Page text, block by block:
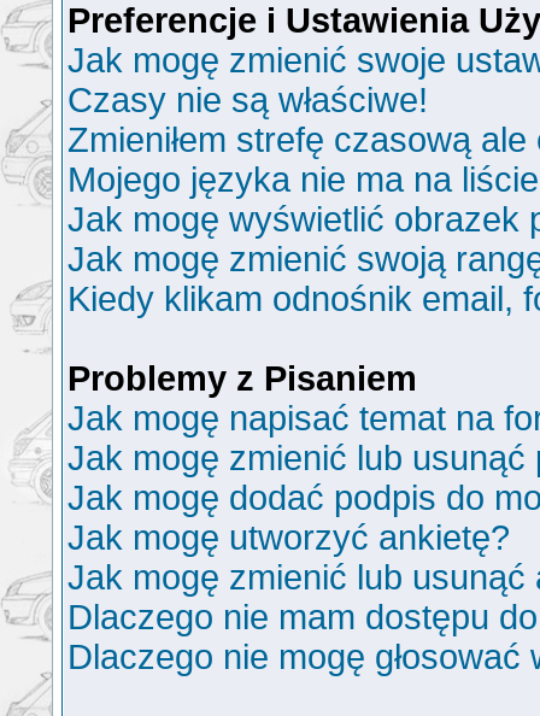
Preferencje i Ustawienia
Jak mogę zmienić swoje
Czasy nie są właściwe!
Zmieniłem strefę czasową
Mojego języka nie ma na
Jak mogę wyświetlić obrazek
Jak mogę zmienić swoją
Kiedy klikam odnośnik email,
Problemy z Pisaniem
Jak mogę napisać temat na
Jak mogę zmienić lub usunąć
Jak mogę dodać podpis do
Jak mogę utworzyć ankietę?
Jak mogę zmienić lub usunąć
Dlaczego nie mam dostępu
Dlaczego nie mogę głosować